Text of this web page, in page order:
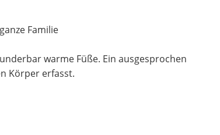
Familie
warme Füße. Ein ausgesprochen
Körper erfasst.